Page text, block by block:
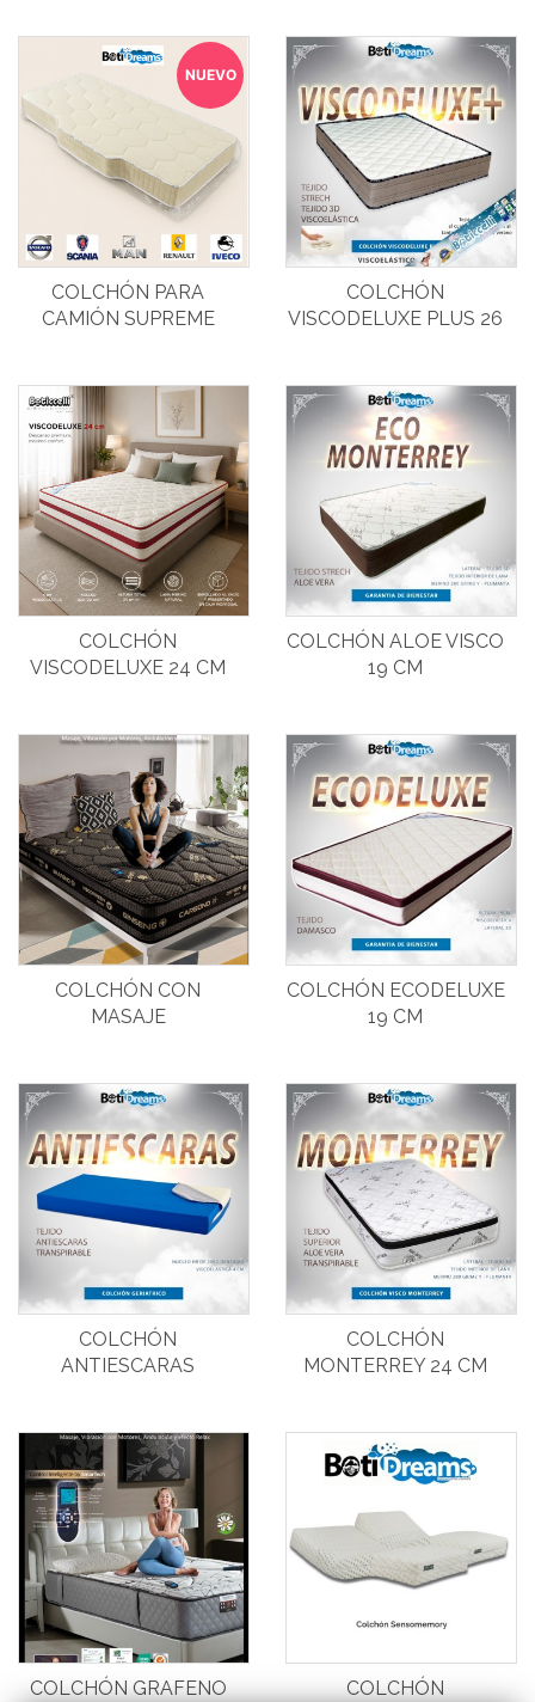
NUEVO
COLCHÓN PARA
CAMIÓN SUPREME
COLCHÓN
VISCODELUXE PLUS 26
COLCHÓN
VISCODELUXE 24 CM
COLCHÓN ALOE VISCO
19 CM
COLCHÓN CON
MASAJE
COLCHÓN ECODELUXE
19 CM
COLCHÓN
ANTIESCARAS
COLCHÓN
MONTERREY 24 CM
COLCHÓN GRAFENO
COLCHÓN